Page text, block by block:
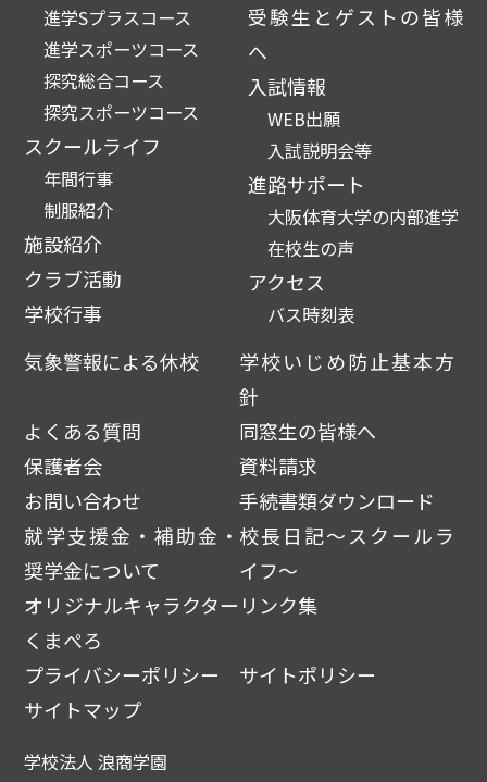
進学Sプラスコース
進学スポーツコース
探究総合コース
探究スポーツコース
スクールライフ
年間行事
制服紹介
施設紹介
クラブ活動
学校行事
受験生とゲストの皆様
へ
入試情報
WEB出願
入試説明会等
進路サポート
大阪体育大学の内部進学
在校生の声
アクセス
バス時刻表
気象警報による休校
学校いじめ防止基本方
針
よくある質問
同窓生の皆様へ
保護者会
資料請求
お問い合わせ
手続書類ダウンロード
就学支援金・補助金・
奨学金について
校長日記～スクールラ
イフ～
オリジナルキャラクター
くまぺろ
リンク集
プライバシーポリシー
サイトポリシー
サイトマップ
学校法人 浪商学園